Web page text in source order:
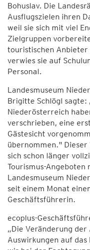
Bohuslav. Die
Ausflugszielen ihren
weil sie sich mit viel
Zielgruppen
touristischen
verwies sie auf
Personal.
Landesmuseum
Brigitte Schlögl sagte:
Niederösterreich
verschrieben, eine
Gästesicht
übernommen."
sich schon länger
Tourismus-Angeboten
Landesmuseum
seit einem Monat
Geschäftsführerin.
ecoplus-
„Die Veränderung
Auswirkungen auf